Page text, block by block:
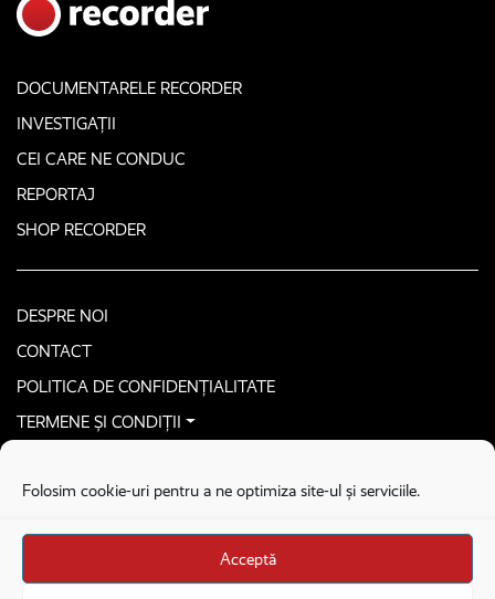
Folosim cookie-uri pentru a ne optimiza site-ul și serviciile.
Acceptă
DOCUMENTARELE RECORDER
INVESTIGAȚII
CEI CARE NE CONDUC
REPORTAJ
SHOP RECORDER
DESPRE NOI
CONTACT
POLITICA DE CONFIDENȚIALITATE
TERMENE ȘI CONDIȚII
Stega creative